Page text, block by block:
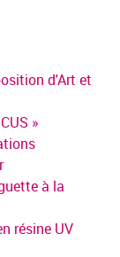
d'Art et
»
à la
résine UV